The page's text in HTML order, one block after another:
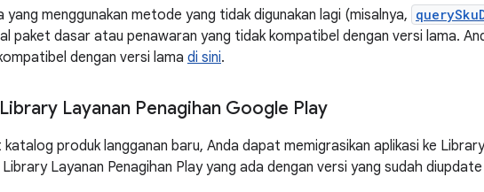
yang menggunakan metode yang tidak digunakan lagi (misalnya,
paket dasar atau penawaran yang tidak kompatibel dengan versi lama.
dengan versi lama di sini.
Layanan Penagihan Google Play
produk langganan baru, Anda dapat memigrasikan aplikasi ke
Layanan Penagihan Play yang ada dengan versi yang sudah